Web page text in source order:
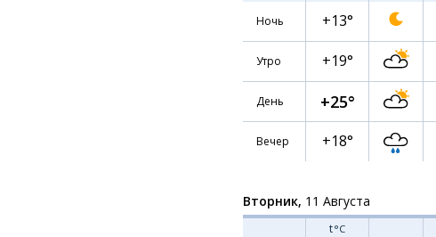
Ночь
+13°
Утро +19°
День +25°
Вечер +18°
Вторник, 11 Августа
t°C